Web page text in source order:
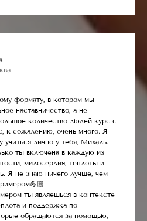
формату, в котором мы
наставничество, а не
количество людей курс с
к сожалению, очень много. Я
учиться лично у тебя, Михаль.
ты включена в каждую из
милосердия, теплоты и
Я не знаю ничего лучше, чем
ты являешься в контексте
и поддержка по
обращаются за помощью,